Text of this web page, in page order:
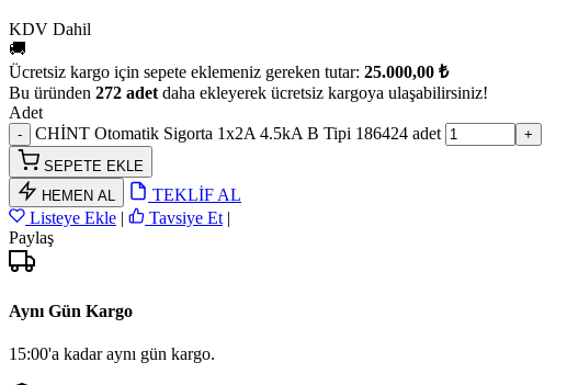
KDV Dahil
🚚
Ücretsiz kargo için sepete eklemeniz gereken tutar: 25.000,00 ₺
Bu üründen 272 adet daha ekleyerek ücretsiz kargoya ulaşabilirsiniz!
Adet
CHİNT Otomatik Sigorta 1x2A 4.5kA B Tipi 186424 adet
SEPETE EKLE
HEMEN AL
TEKLİF AL
Listeye Ekle | Tavsiye Et |
Paylaş
Aynı Gün Kargo
15:00'a kadar aynı gün kargo.